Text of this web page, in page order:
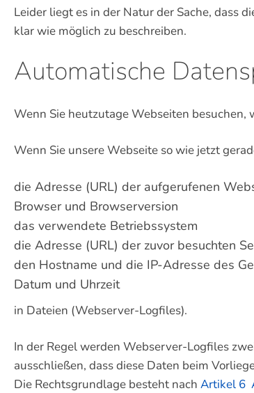
Leider liegt es in der Natur der Sache, dass
klar wie möglich zu beschreiben.
Automatische
Wenn Sie heutzutage Webseiten
Wenn Sie unsere Webseite so wie jetzt
die Adresse (URL) der aufgerufenen
Browser und Browserversion
das verwendete Betriebssystem
die Adresse (URL) der zuvor besuchten
den Hostname und die IP-Adresse des
Datum und Uhrzeit
in Dateien (Webserver-Logfiles).
In der Regel werden Webserver-Logfiles
ausschließen, dass diese Daten beim
Die Rechtsgrundlage besteht nach Artikel 6